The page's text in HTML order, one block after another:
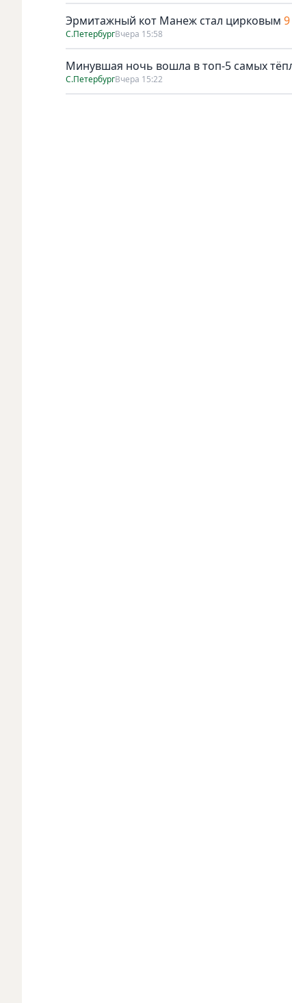
Эрмитажный кот Манеж стал цирковым
С.ПетербургВчера 15:58
Минувшая ночь вошла в топ-5 самых
С.ПетербургВчера 15:22